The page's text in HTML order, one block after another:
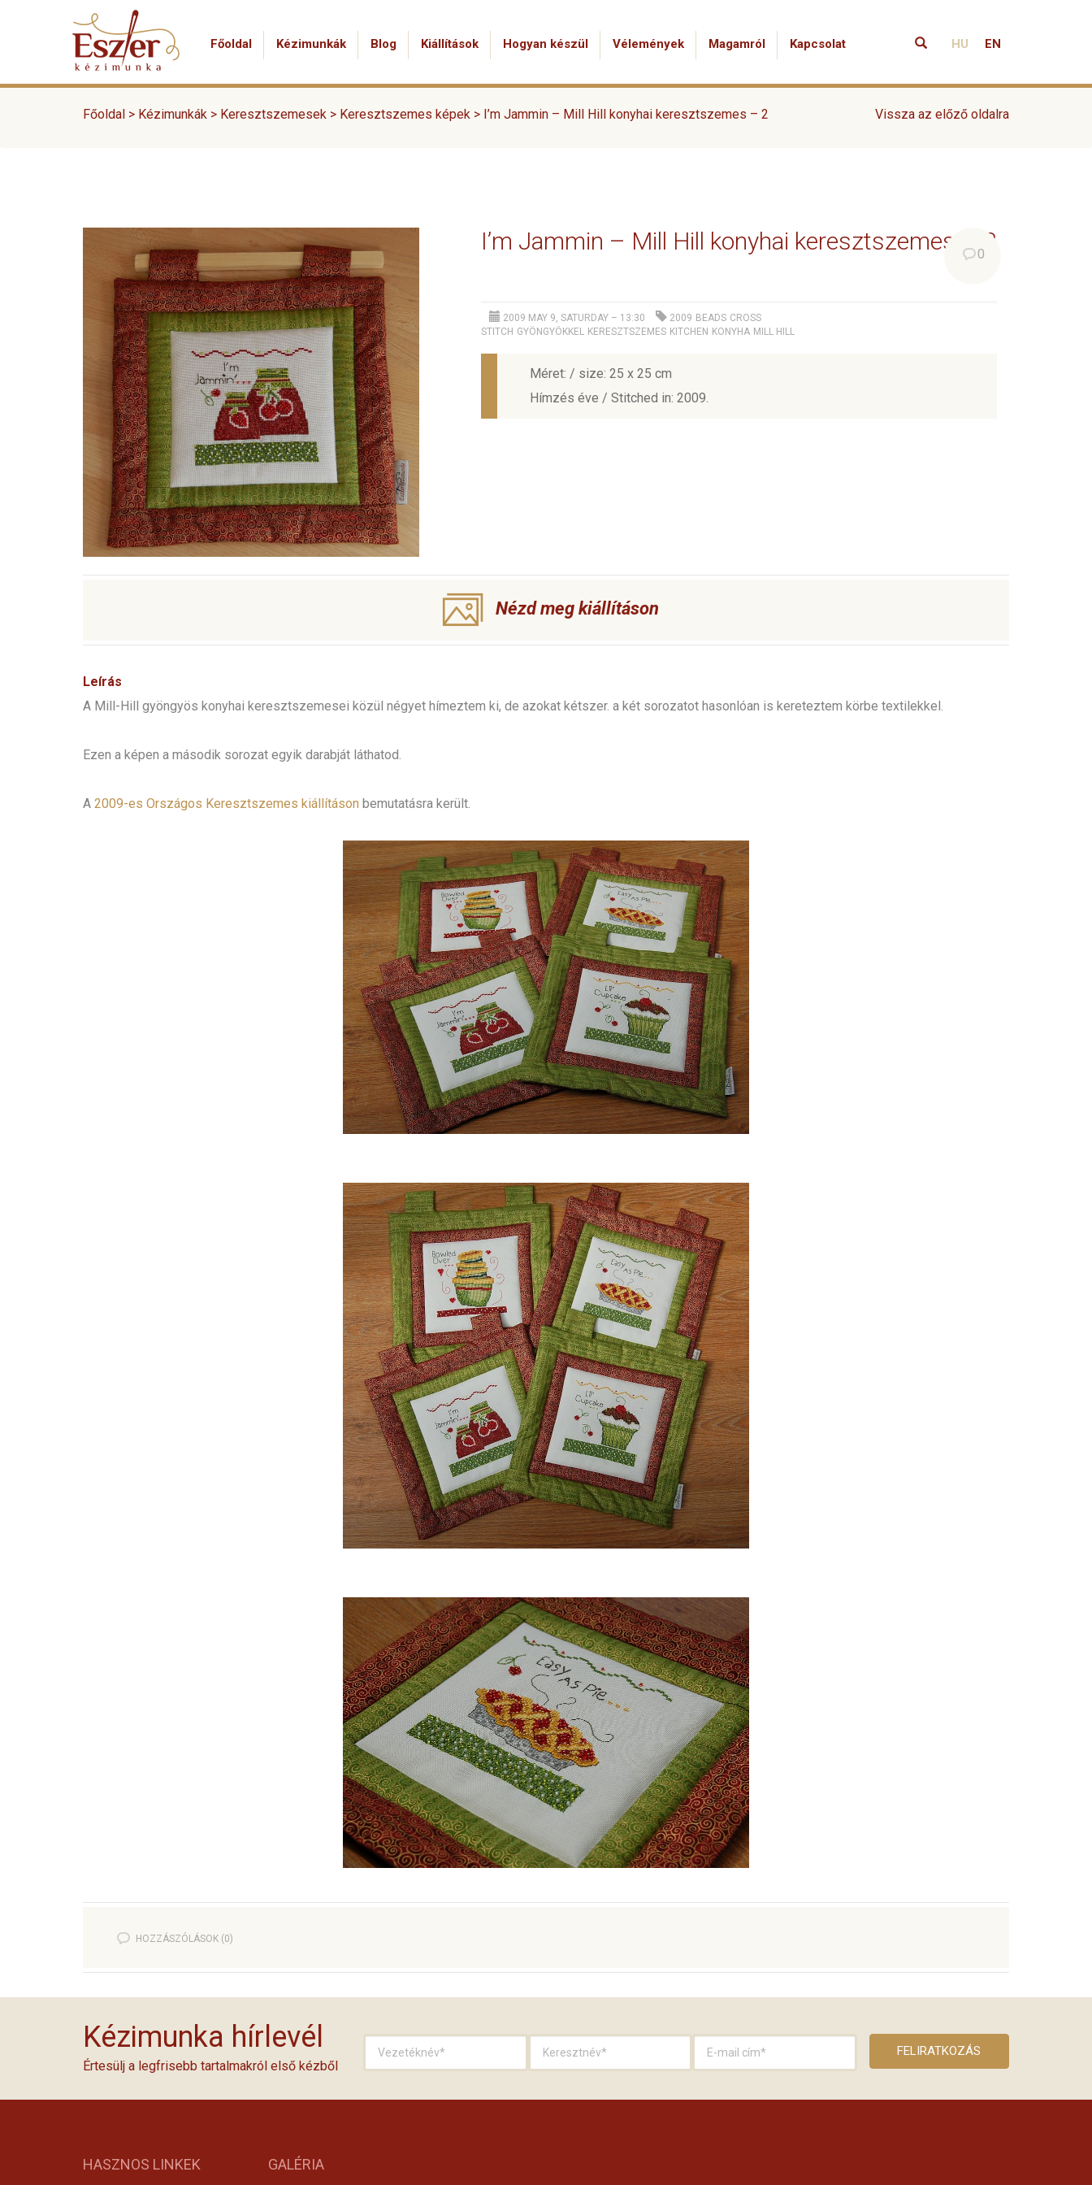
Főoldal Kézimunkák Blog Kiállítások Hogyan készül Vélemények Magamról Kapcsolat HU EN
Főoldal > Kézimunkák Vissza az előző oldalra
> Keresztszemesek > Keresztszemes képek > I’m Jammin – Mill Hill konyhai keresztszemes – 2
I’m Jammin – Mill Hill konyhai keresztszemes – 2
0
2009 MAY 9, SATURDAY – 13:30 2009 BEADS CROSS
STITCH GYÖNGYÖKKEL KERESZTSZEMES KITCHEN KONYHA MILL HILL
Méret: / size: 25 x 25 cm
Hímzés éve / Stitched in: 2009.
Nézd meg kiállításon
Leírás
A Mill-Hill gyöngyös konyhai keresztszemesei közül négyet hímeztem ki, de azokat kétszer. a két sorozatot hasonlóan is kereteztem körbe textilekkel.
Ezen a képen a második sorozat egyik darabját láthatod.
A 2009-es Országos Keresztszemes kiállításon bemutatásra került.
HOZZÁSZÓLÁSOK (0)
Kézimunka hírlevél
Értesülj a legfrisebb tartalmakról első kézből
HASZNOS LINKEK GALÉRIA